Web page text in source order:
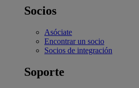
Socios
Asóciate
Encontrar un socio
Socios de integración
Soporte